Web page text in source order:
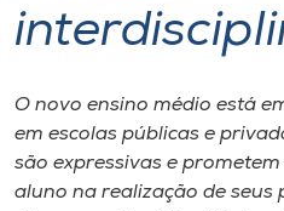
Internacionalização
O novo ensino médio está
em escolas públicas e
são expressivas e
aluno na realização de seus